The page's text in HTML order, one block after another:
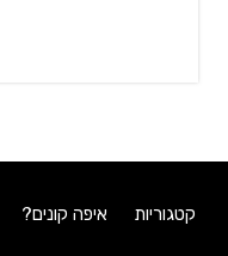
קטגוריות איפה קונים?